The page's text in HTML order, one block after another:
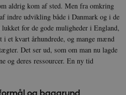
aldrig kom af sted. Men fra omkring
indre udvikling både i Danmark og i de
for de gode muligheder i England,
i et kvart århundrede, og mange mænd
Det ser ud, som om man nu lagde
og deres ressourcer. En ny tid
og baggrund